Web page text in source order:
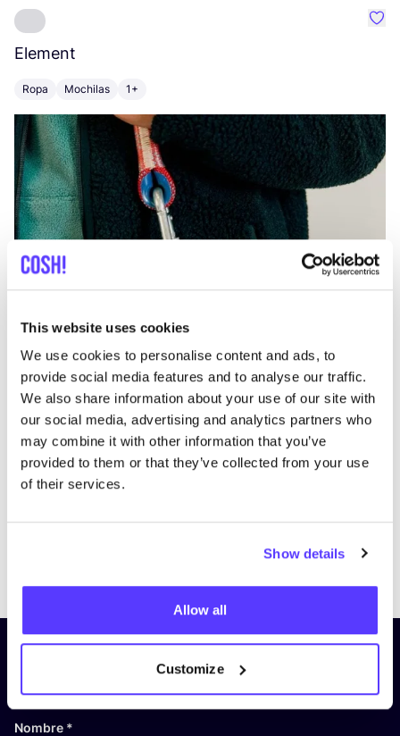
This website uses cookies
We use cookies to personalise content and ads, to
provide social media features and to analyse our traffic.
We also share information about your use of our site with
our social media, advertising and analytics partners who
may combine it with other information that you’ve
provided to them or that they’ve collected from your use
of their services.
Show details
Allow all
Customize
Element
Ropa Mochilas 1+
PreviousNext
¡Suscríbete a nuestro boletín
y mantente informado!
Nombre *